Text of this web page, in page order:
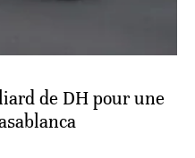
de DH pour une